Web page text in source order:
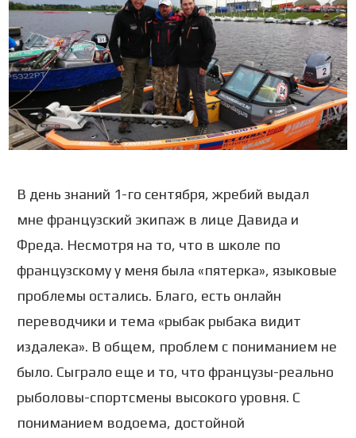
В день знаний 1-го сентября, жребий выдал
мне французский экипаж в лице Давида и
Фреда. Несмотря на то, что в школе по
французскому у меня была «пятерка», языковые
проблемы остались. Благо, есть онлайн
переводчики и тема «рыбак рыбака видит
издалека». В общем, проблем с пониманием не
было. Сыграло еще и то, что французы-реально
рыболовы-спортсмены высокого уровня. С
пониманием водоема, достойной